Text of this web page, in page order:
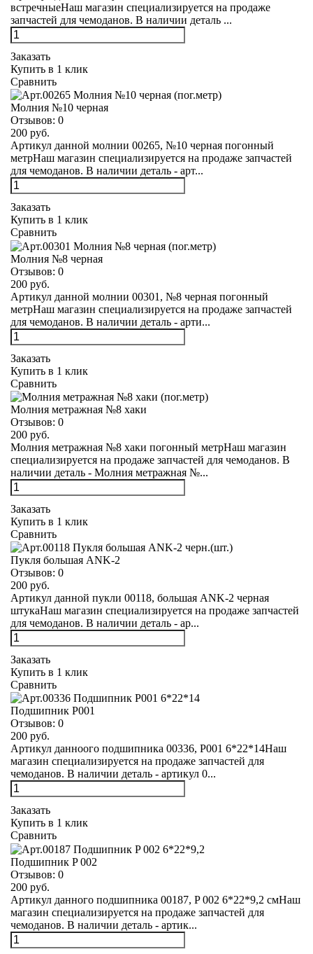
встречныеНаш магазин специализируется на продаже
запчастей для чемоданов. В наличии деталь ...
Заказать
Купить в 1 клик
Сравнить
Молния №10 черная
Отзывов: 0
200 руб.
Артикул данной молнии 00265, №10 черная погонный
метрНаш магазин специализируется на продаже запчастей
для чемоданов. В наличии деталь - арт...
Заказать
Купить в 1 клик
Сравнить
Молния №8 черная
Отзывов: 0
200 руб.
Артикул данной молнии 00301, №8 черная погонный
метрНаш магазин специализируется на продаже запчастей
для чемоданов. В наличии деталь - арти...
Заказать
Купить в 1 клик
Сравнить
Молния метражная №8 хаки
Отзывов: 0
200 руб.
Молния метражная №8 хаки погонный метрНаш магазин
специализируется на продаже запчастей для чемоданов. В
наличии деталь - Молния метражная №...
Заказать
Купить в 1 клик
Сравнить
Пукля большая ANK-2
Отзывов: 0
200 руб.
Артикул данной пукли 00118, большая ANK-2 черная
штукаНаш магазин специализируется на продаже запчастей
для чемоданов. В наличии деталь - ар...
Заказать
Купить в 1 клик
Сравнить
Подшипник Р001
Отзывов: 0
200 руб.
Артикул данноого подшипника 00336, Р001 6*22*14Наш
магазин специализируется на продаже запчастей для
чемоданов. В наличии деталь - артикул 0...
Заказать
Купить в 1 клик
Сравнить
Подшипник P 002
Отзывов: 0
200 руб.
Артикул данного подшипника 00187, P 002 6*22*9,2 смНаш
магазин специализируется на продаже запчастей для
чемоданов. В наличии деталь - артик...